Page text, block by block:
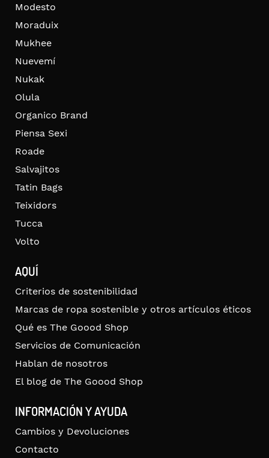
Modesto
Moraduix
Mukhee
Nuevemí
Nukak
Olula
Organico Brand
Piensa Sexi
Roade
Salvajitos
Tatin Bags
Teixidors
Tucca
Volto
AQUÍ
Criterios de sostenibilidad
Marcas de ropa sostenible y otros artículos éticos
Qué es The Goood Shop
Servicios de Comunicación
Hablan de nosotros
El blog de The Goood Shop
INFORMACIÓN Y AYUDA
Cambios y Devoluciones
Contacto